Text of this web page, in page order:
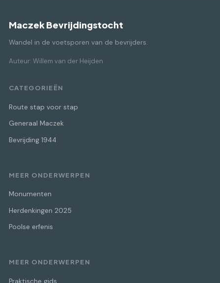
Maczek Bevrijdingstocht
Wandel in de voetsporen van de bevrijders.
Auteur: Willem van der Heijden
CATEGORIEËN
Route stap voor stap
Generaal Maczek
Bevrijding 1944
MEER ONDERWERPEN
Monumenten
Herdenkingen 2025
Poolse erfenis
MEER ONDERWERPEN
Praktische gids